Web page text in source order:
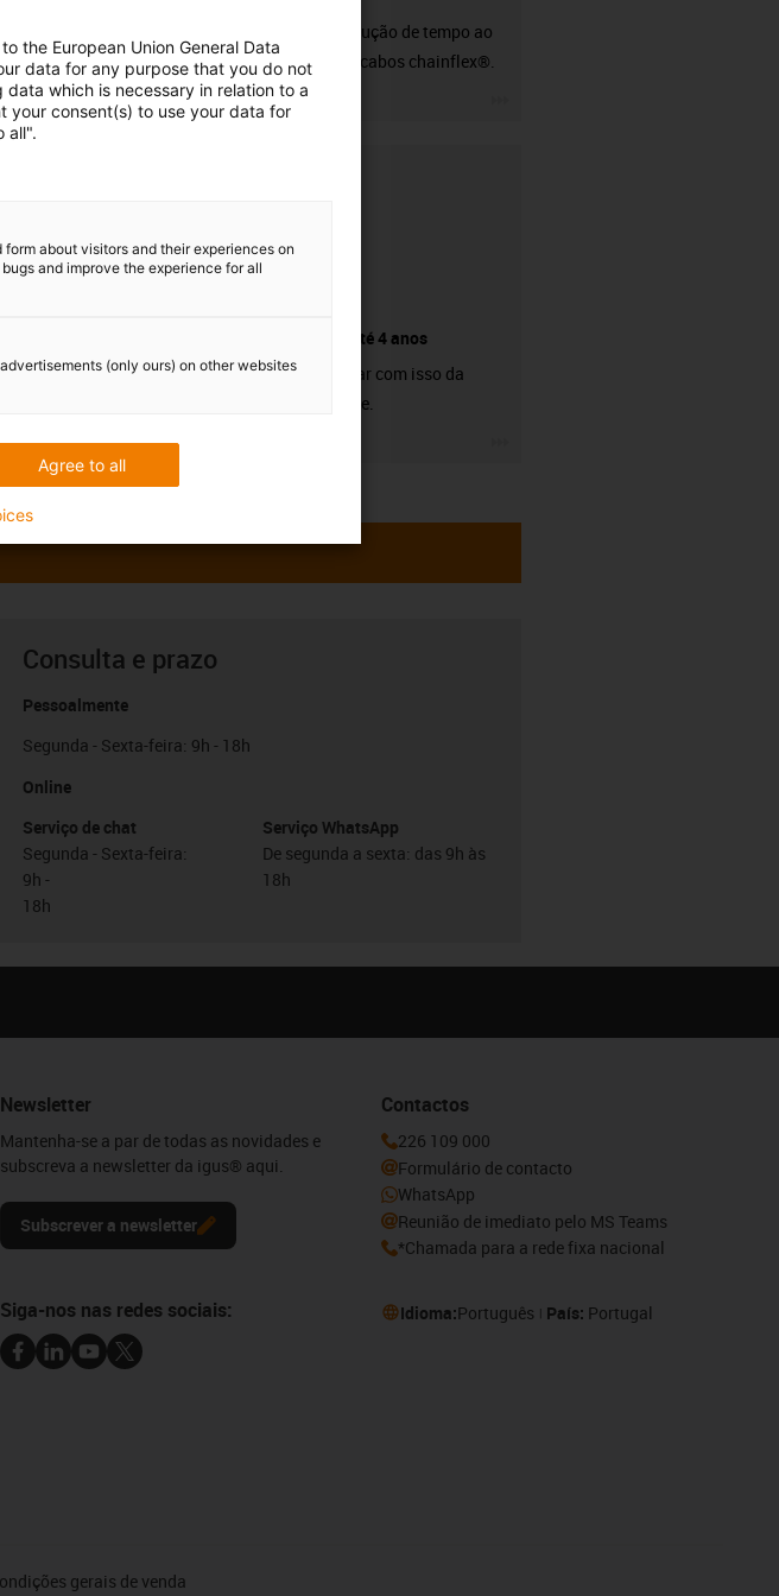
50% de redução de tempo ao
descarnar cabos chainflex®.
Garantia até 4 anos
Pode contar com isso da
nossa parte.
Consulta e prazo
Pessoalmente
Segunda - Sexta-feira: 9h - 18h
Online
Serviço de chat
Segunda - Sexta-feira:
9h -
18h
Serviço WhatsApp
De segunda a sexta: das 9h às
18h
Newsletter
Mantenha-se a par de todas as novidades e
subscreva a newsletter da igus® aqui.
Subscrever a newsletter
Contactos
226 109 000
Formulário de contacto
WhatsApp
Reunião de imediato pelo MS Teams
*Chamada para a rede fixa nacional
Siga-nos nas redes sociais: Idioma:Português País: Portugal
gerais de venda
the European Union General Data
data for any purpose that you do not
which is necessary in relation to a
your consent(s) to use your data for
all".
about visitors and their experiences on
and improve the experience for all
(only ours) on other websites
Agree to all